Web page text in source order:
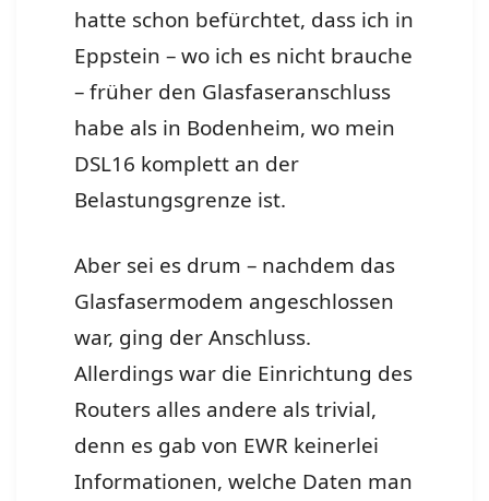
hatte schon befürchtet, dass ich in
Eppstein – wo ich es nicht brauche
– früher den Glasfaseranschluss
habe als in Bodenheim, wo mein
DSL16 komplett an der
Belastungsgrenze ist.
Aber sei es drum – nachdem das
Glasfasermodem angeschlossen
war, ging der Anschluss.
Allerdings war die Einrichtung des
Routers alles andere als trivial,
denn es gab von EWR keinerlei
Informationen, welche Daten man